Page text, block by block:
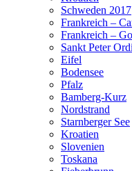
Schweden 2017
Frankreich –
Frankreich –
Sankt Peter
Eifel
Bodensee
Pfalz
Bamberg-Kurz
Nordstrand
Starnberger See
Kroatien
Slovenien
Toskana